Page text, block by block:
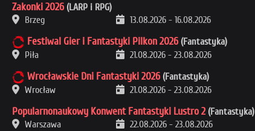
Zakonki 2026 (LARP i RPG)
Brzeg
13.08.2026 - 16.08.2026
Festiwal Gier i Fantastyki Pilkon 2026 (Fantastyka)
Piła
21.08.2026 - 23.08.2026
Wrocławskie Dni Fantastyki 2026 (Fantastyka)
Wrocław
21.08.2026 - 23.08.2026
Popularnonaukowy Konwent Fantastyki Lustro 2 (Fantastyka)
Warszawa
22.08.2026 - 23.08.2026